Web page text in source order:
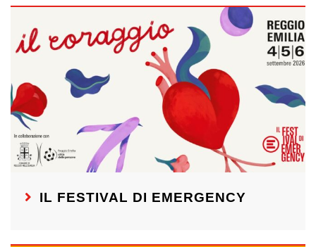
IL FESTIVAL DI EMERGENCY